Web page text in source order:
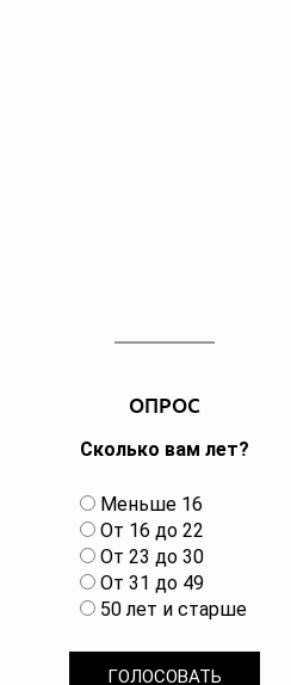
ОПРОС
Сколько вам лет?
В
а
р
и
а
Меньше 16
От 16 до 22
От 23 до 30
От 31 до 49
50 лет и старше